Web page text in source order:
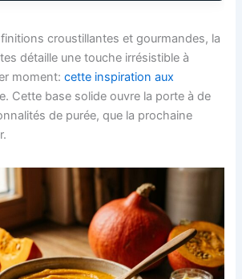
croustillantes et gourmandes, la
détaille une touche irrésistible à
moment:cette inspiration aux
Cette base solide ouvre la porte à de
de purée, que la prochaine